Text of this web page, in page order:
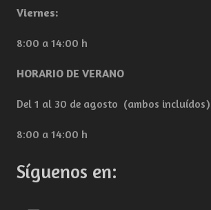
Viernes:
8:00 a 14:00 h
HORARIO DE VERANO
Del 1 al 30 de agosto (ambos incluídos)
8:00 a 14:00 h
Síguenos en: